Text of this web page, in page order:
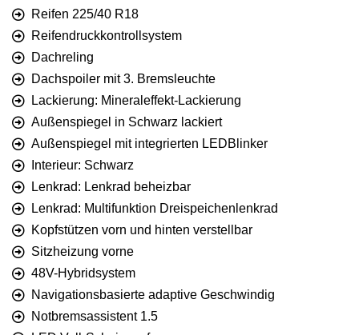
Reifen 225/40 R18
Reifendruckkontrollsystem
Dachreling
Dachspoiler mit 3. Bremsleuchte
Lackierung: Mineraleffekt-Lackierung
Außenspiegel in Schwarz lackiert
Außenspiegel mit integrierten LEDBlinker
Interieur: Schwarz
Lenkrad: Lenkrad beheizbar
Lenkrad: Multifunktion Dreispeichenlenkrad
Kopfstützen vorn und hinten verstellbar
Sitzheizung vorne
48V-Hybridsystem
Navigationsbasierte adaptive Geschwindig
Notbremsassistent 1.5